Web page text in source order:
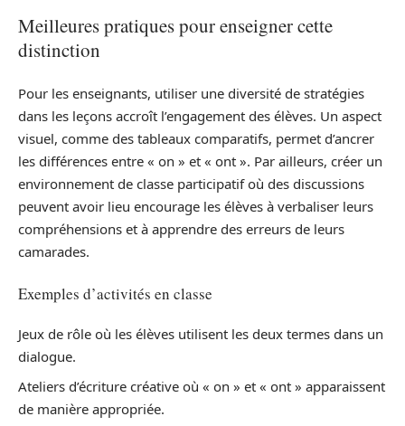
Meilleures pratiques pour enseigner cette
distinction
Pour les enseignants, utiliser une diversité de stratégies
dans les leçons accroît l’engagement des élèves. Un aspect
visuel, comme des tableaux comparatifs, permet d’ancrer
les différences entre « on » et « ont ». Par ailleurs, créer un
environnement de classe participatif où des discussions
peuvent avoir lieu encourage les élèves à verbaliser leurs
compréhensions et à apprendre des erreurs de leurs
camarades.
Exemples d’activités en classe
Jeux de rôle où les élèves utilisent les deux termes dans un
dialogue.
Ateliers d’écriture créative où « on » et « ont » apparaissent
de manière appropriée.